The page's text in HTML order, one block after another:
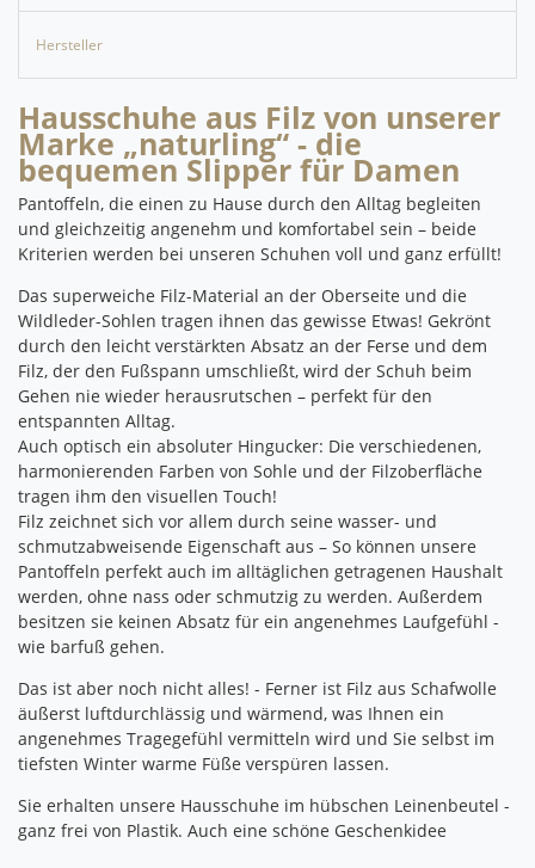
Hersteller
Hausschuhe aus Filz von unserer
Marke „naturling“ - die
bequemen Slipper für Damen
Pantoffeln, die einen zu Hause durch den Alltag begleiten
und gleichzeitig angenehm und komfortabel sein – beide
Kriterien werden bei unseren Schuhen voll und ganz erfüllt!
Das superweiche Filz-Material an der Oberseite und die
Wildleder-Sohlen tragen ihnen das gewisse Etwas! Gekrönt
durch den leicht verstärkten Absatz an der Ferse und dem
Filz, der den Fußspann umschließt, wird der Schuh beim
Gehen nie wieder herausrutschen – perfekt für den
entspannten Alltag.
Auch optisch ein absoluter Hingucker: Die verschiedenen,
harmonierenden Farben von Sohle und der Filzoberfläche
tragen ihm den visuellen Touch!
Filz zeichnet sich vor allem durch seine wasser- und
schmutzabweisende Eigenschaft aus – So können unsere
Pantoffeln perfekt auch im alltäglichen getragenen Haushalt
werden, ohne nass oder schmutzig zu werden. Außerdem
besitzen sie keinen Absatz für ein angenehmes Laufgefühl -
wie barfuß gehen.
Das ist aber noch nicht alles! - Ferner ist Filz aus Schafwolle
äußerst luftdurchlässig und wärmend, was Ihnen ein
angenehmes Tragegefühl vermitteln wird und Sie selbst im
tiefsten Winter warme Füße verspüren lassen.
Sie erhalten unsere Hausschuhe im hübschen Leinenbeutel -
ganz frei von Plastik. Auch eine schöne Geschenkidee